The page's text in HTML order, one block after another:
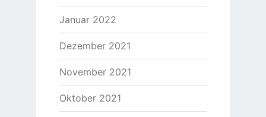
Januar 2022
Dezember 2021
November 2021
Oktober 2021